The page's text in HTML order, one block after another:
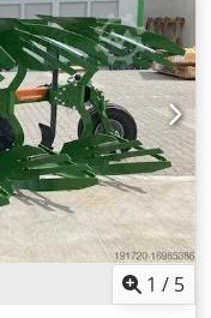
1 / 5